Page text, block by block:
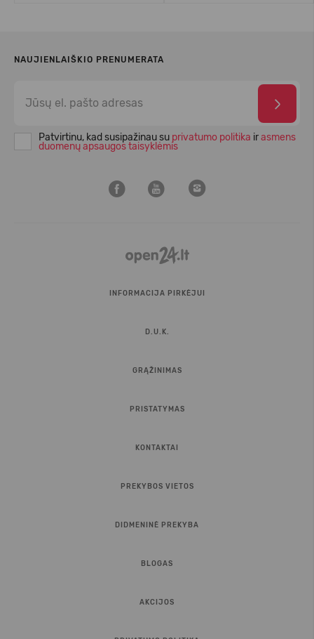
NAUJIENLAIŠKIO PRENUMERATA
Patvirtinu, kad susipažinau su privatumo politika irasmens
duomenų apsaugos taisyklėmis
INFORMACIJA PIRKĖJUI
D.U.K.
GRĄŽINIMAS
PRISTATYMAS
KONTAKTAI
PREKYBOS VIETOS
DIDMENINĖ PREKYBA
BLOGAS
AKCIJOS